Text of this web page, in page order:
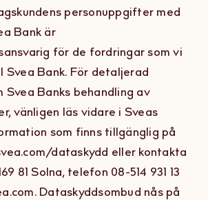
personuppgifter med
Bank är
för de fordringar som vi
Bank. För detaljerad
Svea Banks behandling av
vänligen läs vidare i Sveas
som finns tillgänglig på
dataskydd eller kontakta
81 Solna, telefon 08-514 931 13
Dataskyddsombud nås på